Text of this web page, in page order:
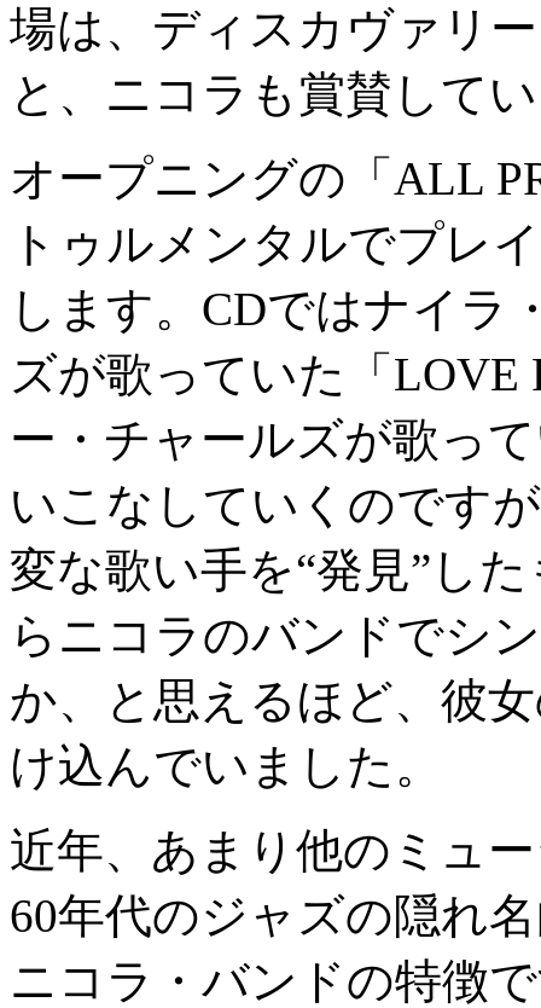
場は、ディスカヴァリ
と、ニコラも賞賛して
オープニングの「ALL
トゥルメンタルでプレ
します。CDではナイラ
ズが歌っていた「LOVE
ー・チャールズが歌っ
いこなしていくのです
変な歌い手を“発見”し
らニコラのバンドでシ
か、と思えるほど、彼
け込んでいました。
近年、あまり他のミュ
60年代のジャズの隠れ
ニコラ・バンドの特徴